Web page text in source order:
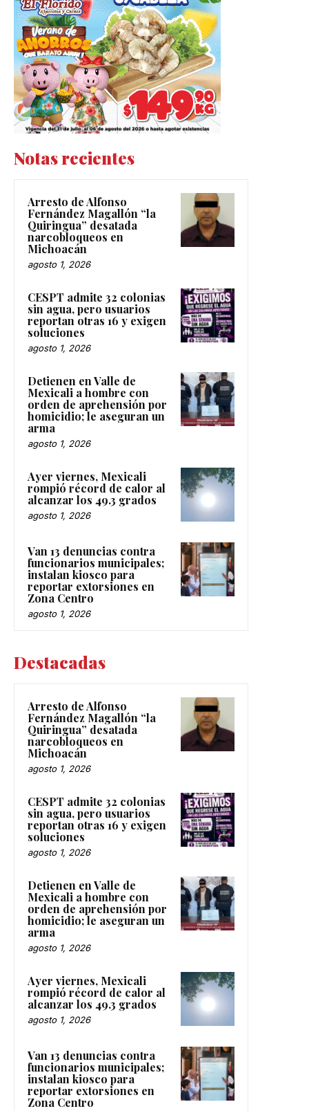
Notas recientes
Arresto de Alfonso
Fernández Magallón “la
Quiringua” desatada
narcobloqueos en
Michoacán
agosto 1, 2026
CESPT admite 32 colonias
sin agua, pero usuarios
reportan otras 16 y exigen
soluciones
agosto 1, 2026
Detienen en Valle de
Mexicali a hombre con
orden de aprehensión por
homicidio; le aseguran un
arma
agosto 1, 2026
Ayer viernes, Mexicali
rompió récord de calor al
alcanzar los 49.3 grados
agosto 1, 2026
Van 13 denuncias contra
funcionarios municipales;
instalan kiosco para
reportar extorsiones en
Zona Centro
agosto 1, 2026
Destacadas
Arresto de Alfonso
Fernández Magallón “la
Quiringua” desatada
narcobloqueos en
Michoacán
agosto 1, 2026
CESPT admite 32 colonias
sin agua, pero usuarios
reportan otras 16 y exigen
soluciones
agosto 1, 2026
Detienen en Valle de
Mexicali a hombre con
orden de aprehensión por
homicidio; le aseguran un
arma
agosto 1, 2026
Ayer viernes, Mexicali
rompió récord de calor al
alcanzar los 49.3 grados
agosto 1, 2026
Van 13 denuncias contra
funcionarios municipales;
instalan kiosco para
reportar extorsiones en
Zona Centro